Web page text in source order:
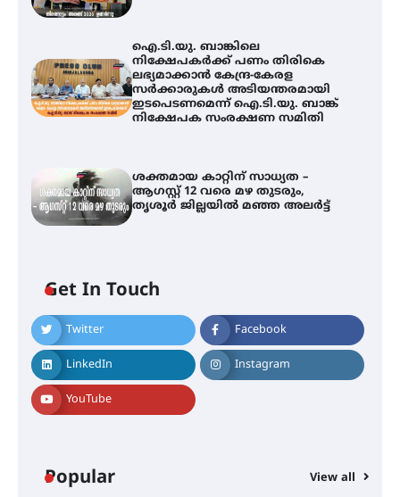
ഐ.ടി.യു. ബാങ്കിലെ
നിക്ഷേപകർക്ക് പണം തിരികെ
ലഭ്യമാക്കാൻ കേന്ദ്ര-കേരള
സർക്കാരുകൾ അടിയന്തരമായി
ഇടപെടണമെന്ന് ഐ.ടി.യു. ബാങ്ക്
നിക്ഷേപക സംരക്ഷണ സമിതി
ശക്തമായ കാറ്റിന് സാധ്യത –
ആഗസ്റ്റ് 12 വരെ മഴ തുടരും,
തൃശൂർ ജില്ലയിൽ മഞ്ഞ അലർട്ട്
Get In Touch
Twitter Facebook
LinkedIn Instagram
YouTube
Popular View all
ഐ.ടി.യു. ബാങ്കിലെ
നിക്ഷേപകർക്ക് പണം തിരികെ
ലഭ്യമാക്കാൻ കേന്ദ്ര-കേരള
സർക്കാരുകൾ അടിയന്തരമായി
ഇടപെടണമെന്ന് ഐ.ടി.യു. ബാങ്ക്
നിക്ഷേപക സംരക്ഷണ സമിതി
തൃശൂർ ജില്ലയിൽ മഞ്ഞ അലർട്ട്